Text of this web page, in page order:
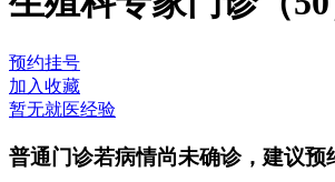
预约挂号
加入收藏
暂无就医经验
普通门诊若病情尚未确诊，建议预